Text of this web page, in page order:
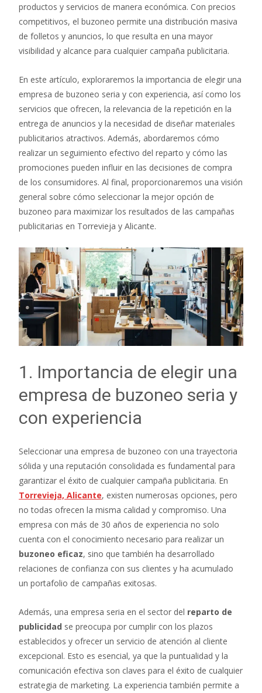
productos y servicios de manera económica. Con precios
competitivos, el buzoneo permite una distribución masiva
de folletos y anuncios, lo que resulta en una mayor
visibilidad y alcance para cualquier campaña publicitaria.
En este artículo, exploraremos la importancia de elegir una
empresa de buzoneo seria y con experiencia, así como los
servicios que ofrecen, la relevancia de la repetición en la
entrega de anuncios y la necesidad de diseñar materiales
publicitarios atractivos. Además, abordaremos cómo
realizar un seguimiento efectivo del reparto y cómo las
promociones pueden influir en las decisiones de compra
de los consumidores. Al final, proporcionaremos una visión
general sobre cómo seleccionar la mejor opción de
buzoneo para maximizar los resultados de las campañas
publicitarias en Torrevieja y Alicante.
1. Importancia de elegir una
empresa de buzoneo seria y
con experiencia
Seleccionar una empresa de buzoneo con una trayectoria
sólida y una reputación consolidada es fundamental para
garantizar el éxito de cualquier campaña publicitaria. En
Torrevieja, Alicante, existen numerosas opciones, pero
no todas ofrecen la misma calidad y compromiso. Una
empresa con más de 30 años de experiencia no solo
cuenta con el conocimiento necesario para realizar un
buzoneo eficaz, sino que también ha desarrollado
relaciones de confianza con sus clientes y ha acumulado
un portafolio de campañas exitosas.
Además, una empresa seria en el sector del reparto de
publicidad se preocupa por cumplir con los plazos
establecidos y ofrecer un servicio de atención al cliente
excepcional. Esto es esencial, ya que la puntualidad y la
comunicación efectiva son claves para el éxito de cualquier
estrategia de marketing. La experiencia también permite a